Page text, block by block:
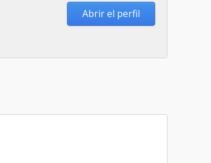
Abrir el perfil